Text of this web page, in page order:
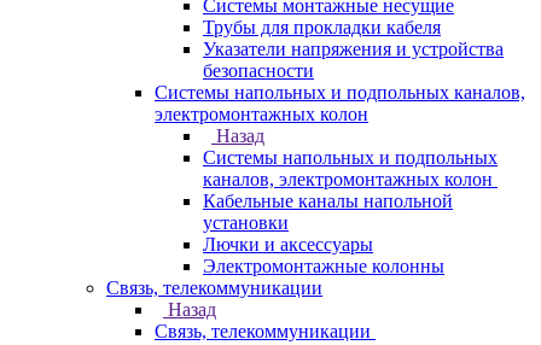
Системы монтажные несущие
Трубы для прокладки кабеля
Указатели напряжения и устройства
безопасности
Системы напольных и подпольных каналов,
электромонтажных колон
Назад
Системы напольных и подпольных
каналов, электромонтажных колон
Кабельные каналы напольной
установки
Лючки и аксессуары
Электромонтажные колонны
Связь, телекоммуникации
Назад
Связь, телекоммуникации